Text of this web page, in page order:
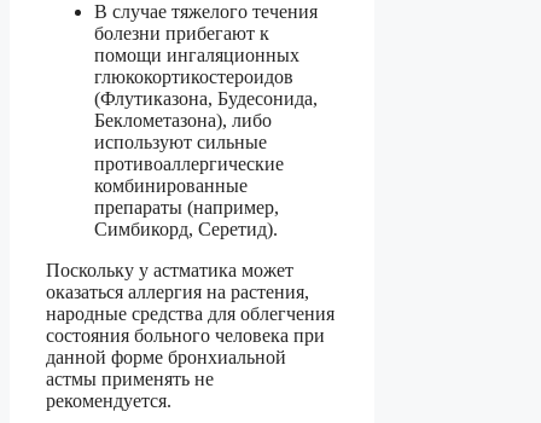
В случае тяжелого течения
болезни прибегают к
помощи ингаляционных
глюкокортикостероидов
(Флутиказона, Будесонида,
Беклометазона), либо
используют сильные
противоаллергические
комбинированные
препараты (например,
Симбикорд, Серетид).
Поскольку у астматика может
оказаться аллергия на растения,
народные средства для облегчения
состояния больного человека при
данной форме бронхиальной
астмы применять не
рекомендуется.